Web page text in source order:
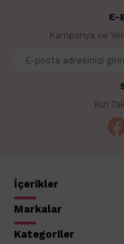
E-
Kampanya ve
Bizi
İçerikler
Markalar
Kategoriler